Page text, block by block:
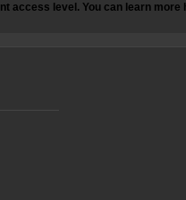
access level. You can learn